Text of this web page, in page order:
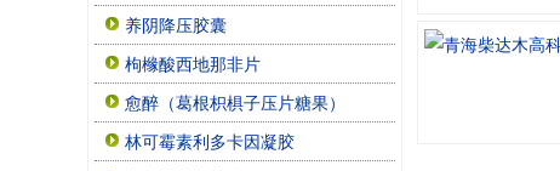
养阴降压胶囊
枸橼酸西地那非片
愈醉（葛根枳椇子压片糖果）
林可霉素利多卡因凝胶